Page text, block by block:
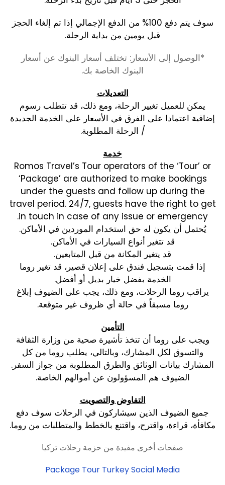
سوف يتم دفع 100% من الدفع الإجمالي إذا تم إلغاء الحجز
قبل يومين من بداية الرحلة.
*الوصول إلى الأسعار: تختلف أسعار البنوك عن أسعار
البنوك الخاصة بك.
التعديلات
يمكن للعميل تغيير الرحلة، ومع ذلك، قد تتطلب رسوم
إضافية اعتمادا على الفرق في الأسعار على الخدمة الجديدة
/ الرحلة المطلوبة.
خدمة
Romos Travel’s Tour operators of the ‘Tour’ or
‘Package’ are authorized to make bookings
under the guests and follow up during the
travel period. 24/7, guests have the right to get
in touch in case of any issue or emergency.
يُحتمل أن يكون له حق استخدام الموردين في الأماكن.
قد تتغير أنواع السيارات في الأماكن.
قد يتغير المكانة من قبل المتابعين.
إذا قمت بتسجيل فندق على إعلان قصير، قد تغير روما
الخدمة بفضل خيار بديل أو أفضل.
يراقب روما الرحلات، ومع ذلك، يجب على الضيوف إبلاغ
روما مسبقاً في حالة أي ظروف غير متوقعة.
التأمين
ويجب على روما أن تتخذ تأشيرة صحية من وزارة الثقافة
والتسوق لكل المشارك، وبالتالي، يطلب روما من كل
المشارك بيانات الوثائق والطرق المطلوبة من جواز السفر.
الضيوف هم المسؤولون عن أموالهم الخاصة.
التفاوض والتصويت
جميع الضيوف الذين سيشاركون في الرحلات سوف دفع
مكافأة، قراءة، واقترح، واقتنع بالخطط والمتطلبات من روما.
صفحات أخرى مفيدة من حزمة رحلات تركيا
Package Tour Turkey Social Media